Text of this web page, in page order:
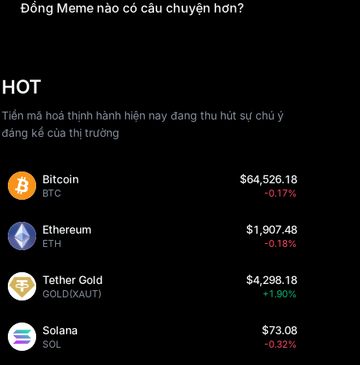
Đồng Meme nào có câu chuyện hơn?
HOT
Tiền mã hoá thịnh hành hiện nay đang thu hút sự chú ý
đáng kể của thị trường
Bitcoin
BTC
$64,526.18
-0.17%
Ethereum
ETH
$1,907.48
-0.18%
Tether Gold
GOLD(XAUT)
$4,298.18
+1.90%
Solana
SOL
$73.08
-0.32%